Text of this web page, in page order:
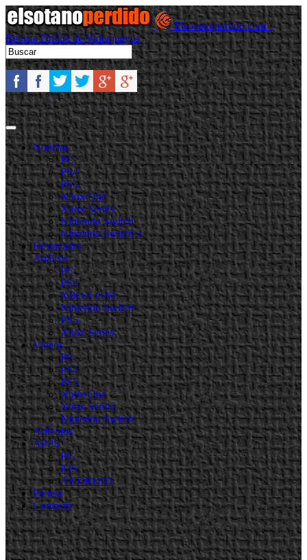
Elsotanoperdido.com -
Revista Online de Videojuegos
Noticias
PC
PS4
PS5
Xbox One
Xbox Series
Nintendo Switch
Nintendo Switch 2
Destacadas
Análisis
PC
PS4
XBOX ONE
Nintendo Switch
PS5
Xbox Series
Videos
PC
PS4
PS5
Xbox One
Xbox Series
Nintendo Switch
Artículos
APPS
PC
iOS
ANDROID
Prensa
Contacto